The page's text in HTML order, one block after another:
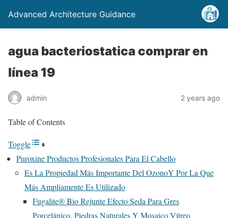
Advanced Architecture Guidance
agua bacteriostatica comprar en
línea 19
admin 2 years ago
Table of Contents
Toggle
Puroxine Productos Profesionales Para El Cabello
Es La Propiedad Más Importante Del OzonoY Por La Que
Más Ampliamente Es Utilizado
Fugalite® Bio Rejunte Efecto Seda Para Gres
Porcelánico, Piedras Naturales Y Mosaico Vítreo